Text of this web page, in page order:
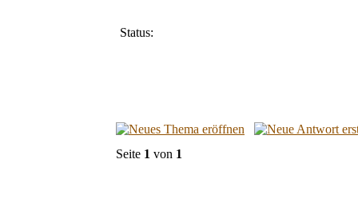
Status:
Seite 1 von 1